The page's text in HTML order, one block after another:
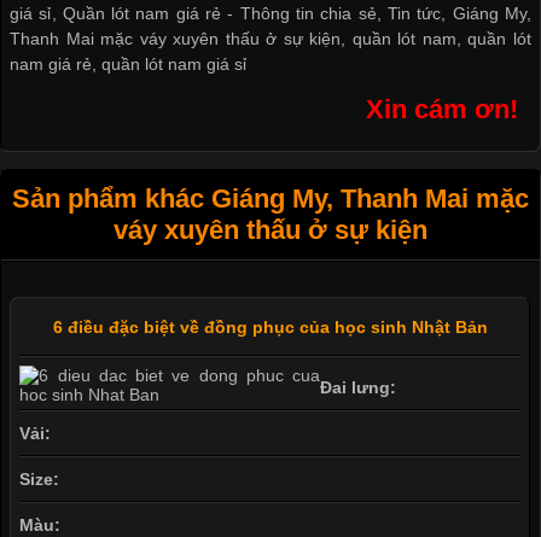
giá sỉ
Quần lót nam giá rẻ - Thông tin chia sẻ Tin tức Giáng My,
Thanh Mai mặc váy xuyên thấu ở sự kiện
quần lót nam ,quần lót
nam giá rẻ ,quần lót nam giá sỉ
Xin cám ơn!
Sản phẩm khác Giáng My, Thanh Mai mặc
váy xuyên thấu ở sự kiện
6 điều đặc biệt về đồng phục của học sinh Nhật Bản
Đai lưng:
Vải:
Size:
Màu: